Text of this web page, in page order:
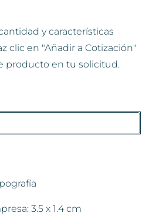
y características
clic en "Añadir a Cotización"
producto en tu solicitud.
3.5 x 1.4 cm